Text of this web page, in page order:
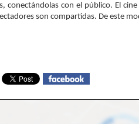
conectándolas con el público. El
son compartidas. De este